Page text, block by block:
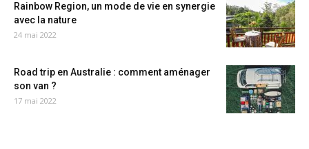
Rainbow Region, un mode de vie en synergie
avec la nature
24 mai 2022
Road trip en Australie : comment aménager
son van ?
17 mai 2022